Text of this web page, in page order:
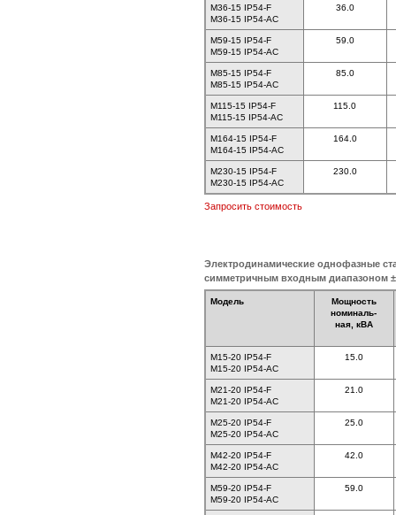
M36-15 IP54-F
M36-15 IP54-AC
36.0
M59-15 IP54-F
M59-15 IP54-AC
59.0
M85-15 IP54-F
M85-15 IP54-AC
85.0
M115-15 IP54-F
M115-15 IP54-AC
115.0
M164-15 IP54-F
M164-15 IP54-AC
164.0
M230-15 IP54-F
M230-15 IP54-AC
230.0
Запросить стоимость
Электродинамические однофазные
симметричным входным диапазоном
Модель
Мощность
номиналь-
ная, кВА
M15-20 IP54-F
M15-20 IP54-AC
15.0
M21-20 IP54-F
M21-20 IP54-AC
21.0
M25-20 IP54-F
M25-20 IP54-AC
25.0
M42-20 IP54-F
M42-20 IP54-AC
42.0
M59-20 IP54-F
M59-20 IP54-AC
59.0